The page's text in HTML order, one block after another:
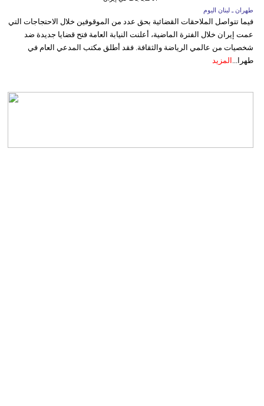
طهران ـ لبنان اليوم
فيما تتواصل الملاحقات القضائية بحق عدد من الموقوفين خلال الاحتجاجات التي
عمت إيران خلال الفترة الماضية، أعلنت النيابة العامة فتح قضايا جديدة ضد
شخصيات من عالمي الرياضة والثقافة. فقد أطلق مكتب المدعي العام في
طهرا... المزيد